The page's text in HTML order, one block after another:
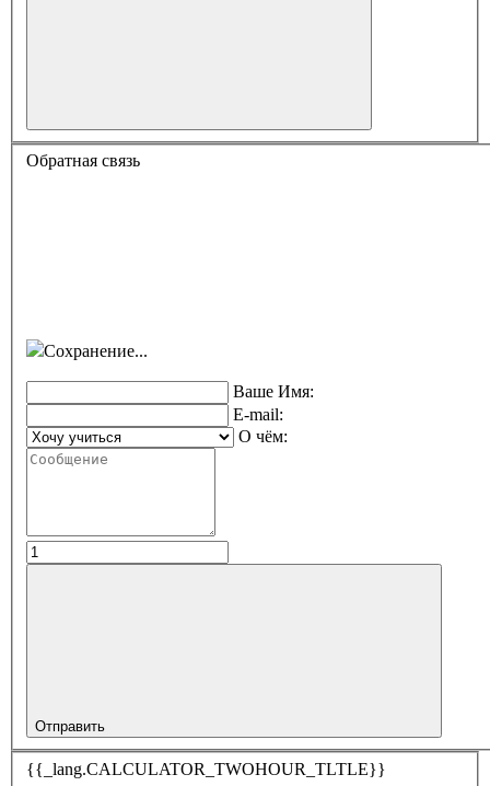
Обратная связь
Сохранение...
Ваше Имя:
E-mail:
О чём:
Отправить
{{_lang.CALCULATOR_TWOHOUR_TLTLE}}